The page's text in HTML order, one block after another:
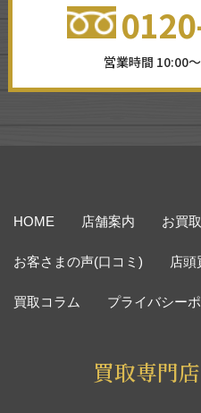
営業時間 10:00
HOME 店舗案内 お買
お客さまの声(口コミ) 店頭
買取コラム プライバシー
買取専門